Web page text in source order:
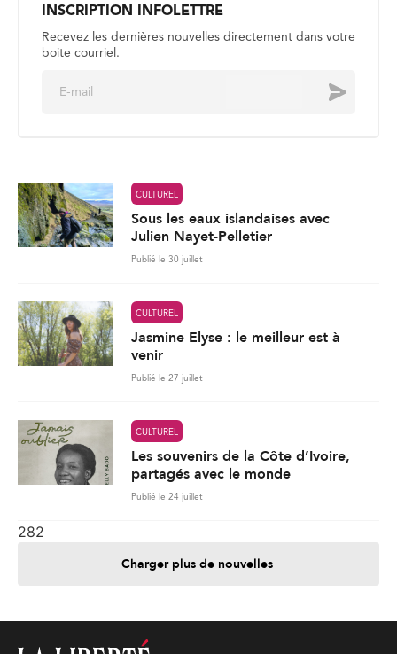
INSCRIPTION INFOLETTRE
Recevez les dernières nouvelles directement dans votre
boite courriel.
Envoyer
CULTUREL
Sous les eaux islandaises avec
Julien Nayet-Pelletier
Publié le 30 juillet
CULTUREL
Jasmine Elyse : le meilleur est à
venir
Publié le 27 juillet
CULTUREL
Les souvenirs de la Côte d’Ivoire,
partagés avec le monde
Publié le 24 juillet
282
Charger plus de nouvelles